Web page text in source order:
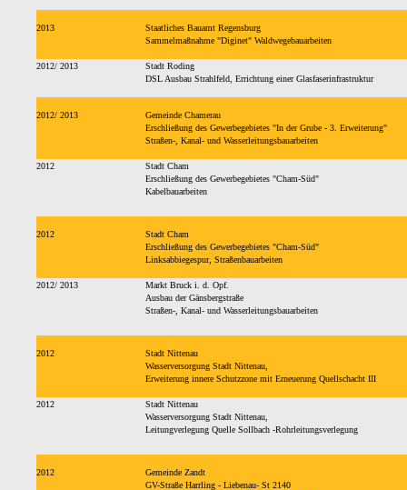
2013
Staatliches Bauamt Regensburg
Sammelmaßnahme "Diginet" Waldwegebauarbeiten
2012/ 2013
Stadt Roding
DSL Ausbau Strahlfeld, Errichtung einer Glasfaserinfrastruktur
2012/ 2013
Gemeinde Chamerau
Erschließung des Gewerbegebietes "In der Grube - 3. Erweiterung"
Straßen-, Kanal- und Wasserleitungsbauarbeiten
2012
Stadt Cham
Erschließung des Gewerbegebietes "Cham-Süd"
Kabelbauarbeiten
2012
Stadt Cham
Erschließung des Gewerbegebietes "Cham-Süd"
Linksabbiegespur, Straßenbauarbeiten
2012/ 2013
Markt Bruck i. d. Opf.
Ausbau der Gänsbergstraße
Straßen-, Kanal- und Wasserleitungsbauarbeiten
2012
Stadt Nittenau
Wasserversorgung Stadt Nittenau,
Erweiterung innere Schutzzone mit Erneuerung Quellschacht III
2012
Stadt Nittenau
Wasserversorgung Stadt Nittenau,
Leitungverlegung Quelle Sollbach -Rohrleitungsverlegung
2012
Gemeinde Zandt
GV-Straße Harrling - Liebenau- St 2140